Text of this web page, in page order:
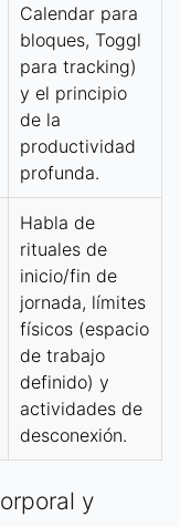
Calendar para
bloques, Toggl
para tracking)
y el principio
de la
productividad
profunda.
Habla de
rituales de
inicio/fin de
jornada, límites
físicos (espacio
de trabajo
definido) y
actividades de
desconexión.
y